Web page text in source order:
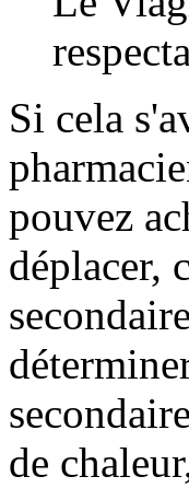
Si cela
pouvez
déplacer,
de